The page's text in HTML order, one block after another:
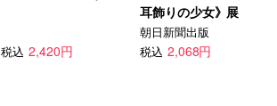
税込 2,420円
耳飾りの少女》展
朝日新聞出版
税込 2,068円